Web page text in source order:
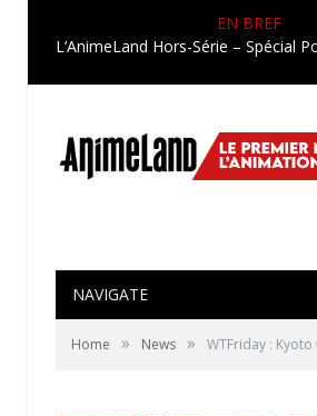
EN BREF
NAVIGATE
Home » News » WTFriday :